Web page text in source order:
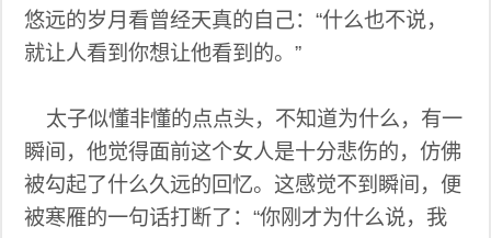
悠远的岁月看曾经天真的自己：“什么也不说，
就让人看到你想让他看到的。”
太子似懂非懂的点点头，不知道为什么，有一
瞬间，他觉得面前这个女人是十分悲伤的，仿佛
被勾起了什么久远的回忆。这感觉不到瞬间，便
被寒雁的一句话打断了：“你刚才为什么说，我